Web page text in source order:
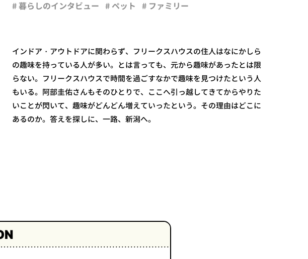
# 暮らしのインタビュー # ペット # ファミリー
インドア・アウトドアに関わらず、フリークスハウスの住人はなにかしら
の趣味を持っている人が多い。とは言っても、元から趣味があったとは限
らない。フリークスハウスで時間を過ごすなかで趣味を見つけたという人
もいる。阿部圭佑さんもそのひとりで、ここへ引っ越してきてからやりた
いことが閃いて、趣味がどんどん増えていったという。その理由はどこに
あるのか。答えを探しに、一路、新潟へ。